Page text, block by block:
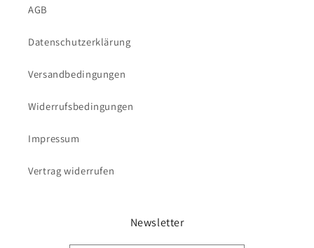
AGB
Datenschutzerklärung
Versandbedingungen
Widerrufsbedingungen
Impressum
Vertrag widerrufen
Newsletter